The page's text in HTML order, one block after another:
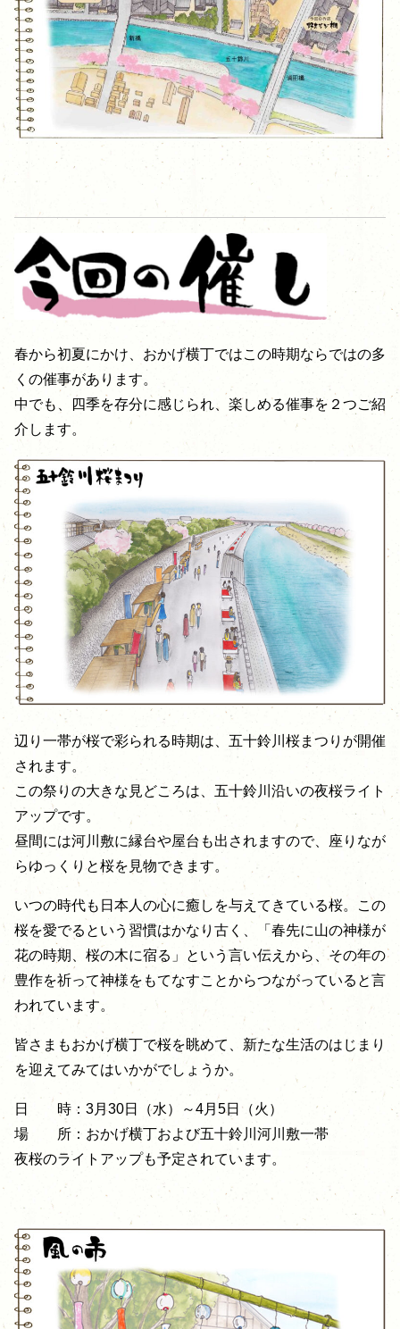
春から初夏にかけ、おかげ横丁ではこの時期ならではの多
くの催事があります。
中でも、四季を存分に感じられ、楽しめる催事を２つご紹
介します。
辺り一帯が桜で彩られる時期は、五十鈴川桜まつりが開催
されます。
この祭りの大きな見どころは、五十鈴川沿いの夜桜ライト
アップです。
昼間には河川敷に縁台や屋台も出されますので、座りなが
らゆっくりと桜を見物できます。
いつの時代も日本人の心に癒しを与えてきている桜。この
桜を愛でるという習慣はかなり古く、「春先に山の神様が
花の時期、桜の木に宿る」という言い伝えから、その年の
豊作を祈って神様をもてなすことからつながっていると言
われています。
皆さまもおかげ横丁で桜を眺めて、新たな生活のはじまり
を迎えてみてはいかがでしょうか。
日 時：3月30日（水）～4月5日（火）
場 所：おかげ横丁および五十鈴川河川敷一帯
夜桜のライトアップも予定されています。